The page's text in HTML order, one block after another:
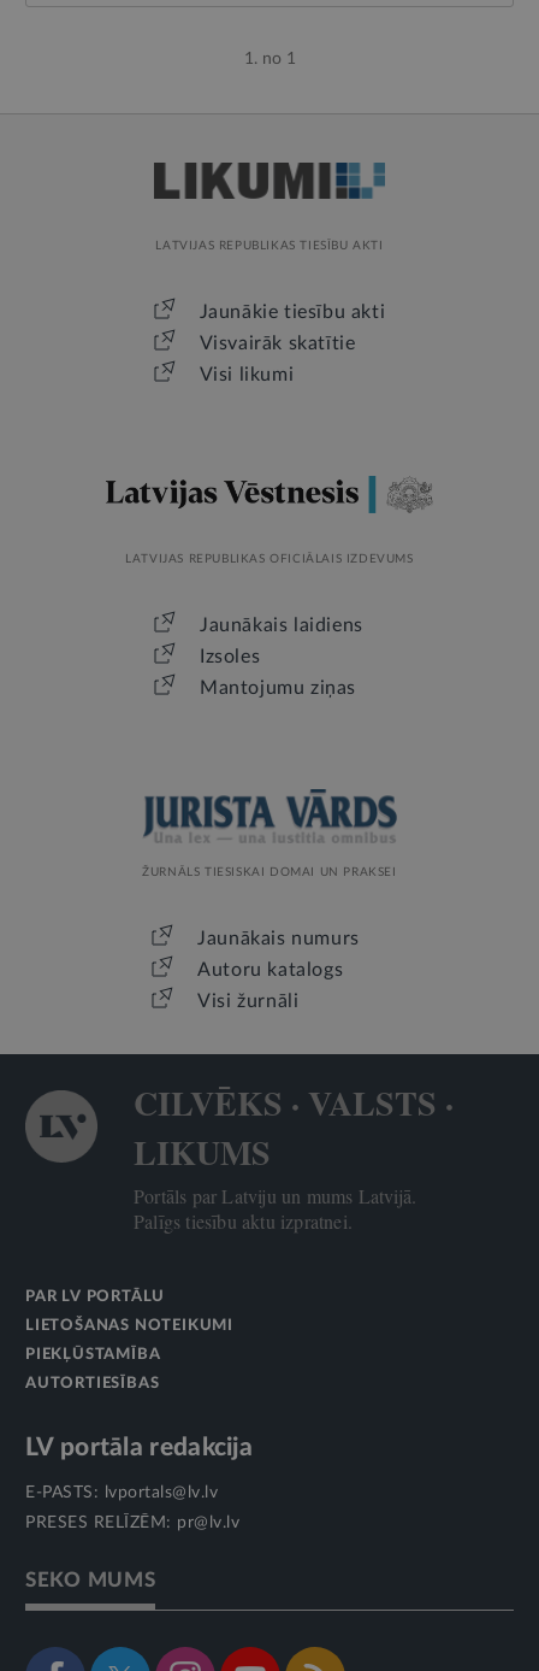
1. no 1
LATVIJAS REPUBLIKAS TIESĪBU AKTI
Jaunākie tiesību akti
Visvairāk skatītie
Visi likumi
LATVIJAS REPUBLIKAS OFICIĀLAIS IZDEVUMS
Jaunākais laidiens
Izsoles
Mantojumu ziņas
ŽURNĀLS TIESISKAI DOMAI UN PRAKSEI
Jaunākais numurs
Autoru katalogs
Visi žurnāli
CILVĒKS · VALSTS ·
LIKUMS
Portāls par Latviju un mums Latvijā.
Palīgs tiesību aktu izpratnei.
PAR LV PORTĀLU
LIETOŠANAS NOTEIKUMI
PIEKĻŪSTAMĪBA
AUTORTIESĪBAS
LV portāla redakcija
E-PASTS:
lvportals@lv.lv
PRESES RELĪZĒM: pr@lv.lv
SEKO MUMS